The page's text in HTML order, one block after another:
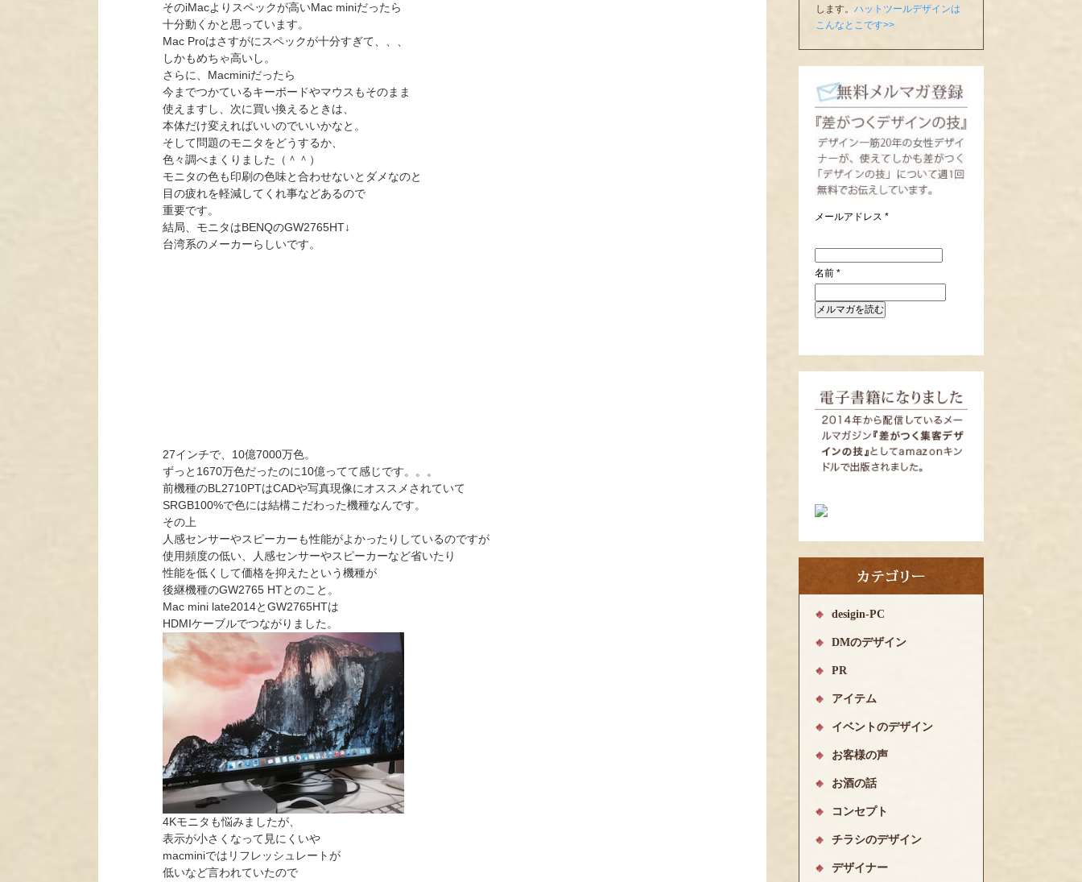
そのiMacよりスペックが高いMac miniだったら
十分動くかと思っています。
Mac Proはさすがにスペックが十分すぎて、、、
しかもめちゃ高いし。
さらに、Macminiだったら
今までつかているキーボードやマウスもそのまま
使えますし、次に買い換えるときは、
本体だけ変えればいいのでいいかなと。
そして問題のモニタをどうするか、
色々調べまくりました（＾＾）
モニタの色も印刷の色味と合わせないとダメなのと
目の疲れを軽減してくれ事などあるので
重要です。
結局、モニタはBENQのGW2765HT↓
台湾系のメーカーらしいです。
27インチで、10億7000万色。
ずっと1670万色だったのに10億ってて感じです。。。
前機種のBL2710PTはCADや写真現像にオススメされていて
SRGB100%で色には結構こだわった機種なんです。
その上
人感センサーやスピーカーも性能がよかったりしているのですが
使用頻度の低い、人感センサーやスピーカーなど省いたり
性能を低くして価格を抑えたという機種が
後継機種のGW2765 HTとのこと。
Mac mini late2014とGW2765HTは
HDMIケーブルでつながりました。
4Kモニタも悩みましたが、
表示が小さくなって見にくいや
macminiではリフレッシュレートが
低いなど言われていたので
します。 ハットツールデザインは
こんなとこです>>
メールアドレス *
名前 *
desigin-PC
DMのデザイン
PR
アイテム
イベントのデザイン
お客様の声
お酒の話
コンセプト
チラシのデザイン
デザイナー